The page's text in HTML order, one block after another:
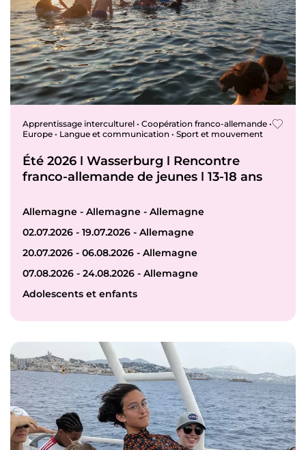
Apprentissage interculturel • Coopération franco-allemande •
Europe • Langue et communication • Sport et mouvement
Été 2026 ǀ Wasserburg ǀ Rencontre
franco-allemande de jeunes ǀ 13-18 ans
Allemagne - Allemagne - Allemagne
02.07.2026 - 19.07.2026 - Allemagne
20.07.2026 - 06.08.2026 - Allemagne
07.08.2026 - 24.08.2026 - Allemagne
Adolescents et enfants